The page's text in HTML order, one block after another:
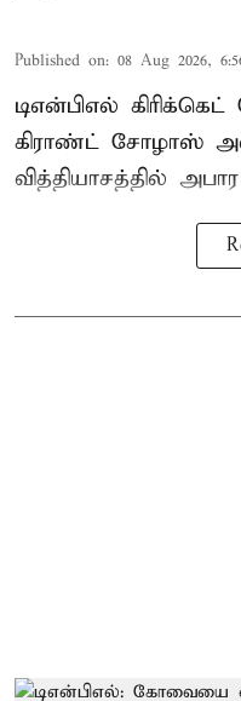
Published on: 08 Aug 2026,
டிஎன்பிஎல் கிரிக்கெட்
கிராண்ட் சோழாஸ்
வித்தியாசத்தில்